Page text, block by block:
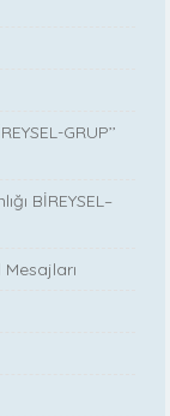
GRUP’’
BİREYSEL–
Mesajları